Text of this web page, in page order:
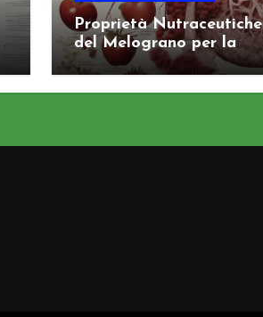
Proprietà Nutraceutiche
del Melograno per la
Salute Arteriosa